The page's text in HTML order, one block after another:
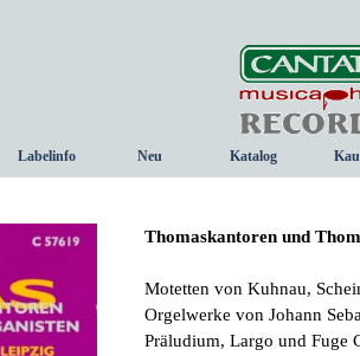
Menü
Labelinfo Neu Katalog ▼
Thomaskantoren und
Motetten von Kuhnau,
Orgelwerke von Johann
Präludium, Largo und Fuge